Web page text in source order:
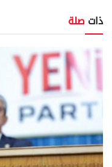
ذات صلة